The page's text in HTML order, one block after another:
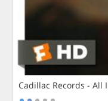
Cadillac Records - All